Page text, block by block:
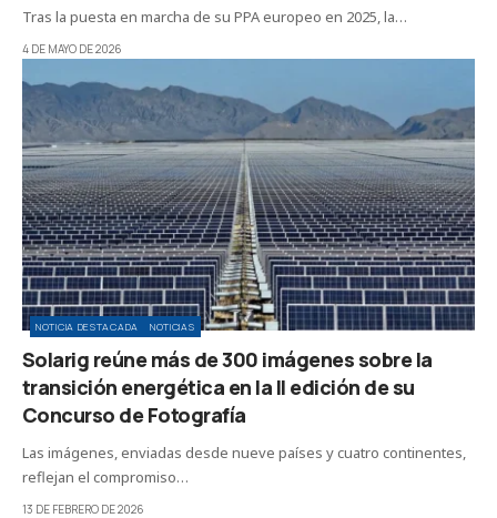
Tras la puesta en marcha de su PPA europeo en 2025, la…
4 DE MAYO DE 2026
NOTICIA DESTACADA NOTICIAS
Solarig reúne más de 300 imágenes sobre la
transición energética en la II edición de su
Concurso de Fotografía
Las imágenes, enviadas desde nueve países y cuatro continentes,
reflejan el compromiso…
13 DE FEBRERO DE 2026